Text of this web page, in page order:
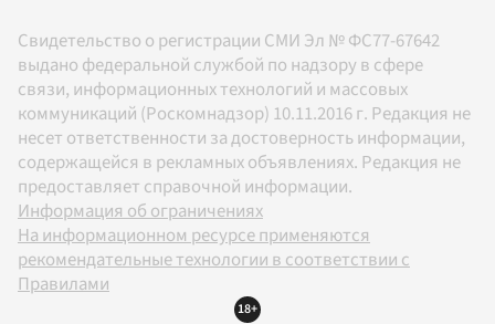
Свидетельство о регистрации СМИ Эл № ФС77-67642
выдано федеральной службой по надзору в сфере
связи, информационных технологий и массовых
коммуникаций (Роскомнадзор) 10.11.2016 г. Редакция не
несет ответственности за достоверность информации,
содержащейся в рекламных объявлениях. Редакция не
предоставляет справочной информации.
Информация об ограничениях
На информационном ресурсе применяются
рекомендательные технологии в соответствии с
Правилами
18+